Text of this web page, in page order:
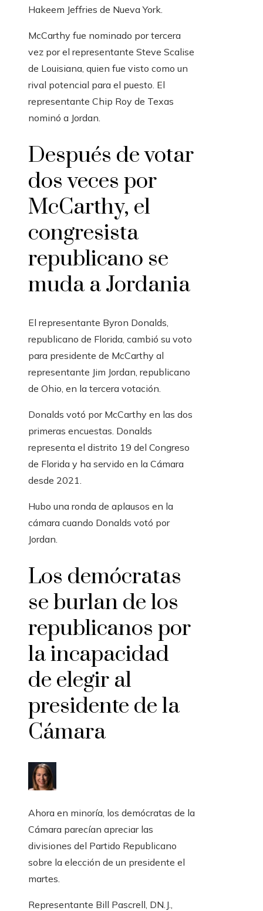
Hakeem Jeffries de Nueva York.
McCarthy fue nominado por tercera
vez por el representante Steve Scalise
de Louisiana, quien fue visto como un
rival potencial para el puesto. El
representante Chip Roy de Texas
nominó a Jordan.
Después de votar
dos veces por
McCarthy, el
congresista
republicano se
muda a Jordania
El representante Byron Donalds,
republicano de Florida, cambió su voto
para presidente de McCarthy al
representante Jim Jordan, republicano
de Ohio, en la tercera votación.
Donalds votó por McCarthy en las dos
primeras encuestas. Donalds
representa el distrito 19 del Congreso
de Florida y ha servido en la Cámara
desde 2021.
Hubo una ronda de aplausos en la
cámara cuando Donalds votó por
Jordan.
Los demócratas
se burlan de los
republicanos por
la incapacidad
de elegir al
presidente de la
Cámara
Ahora en minoría, los demócratas de la
Cámara parecían apreciar las
divisiones del Partido Republicano
sobre la elección de un presidente el
martes.
Representante Bill Pascrell, DN.J.,